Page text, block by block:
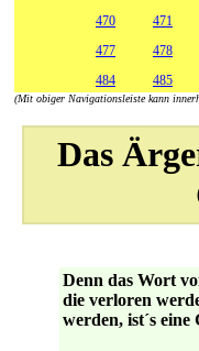
470
471
477
478
484
485
(Mit obiger Navigationsleiste kann
Das
Denn das Wort
die verloren
werden, ist´s